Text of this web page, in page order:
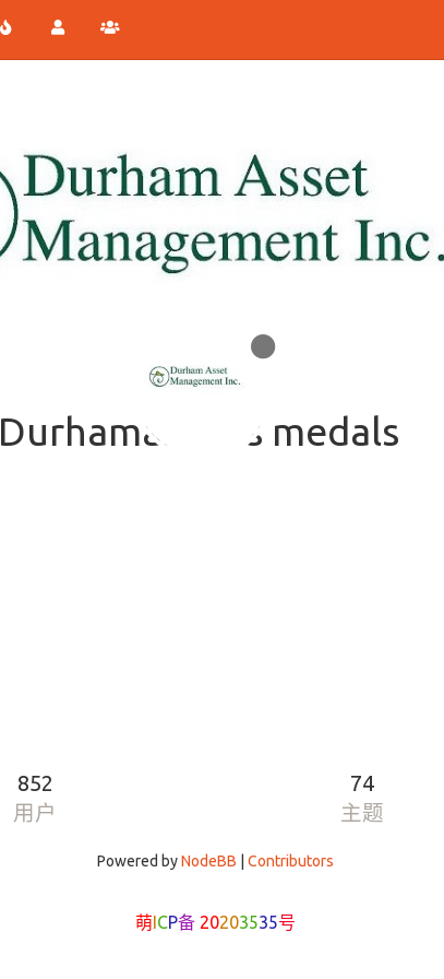
Durhamasset's medals
852
用户
74
主题
Powered byNodeBB Contributors
萌ICP备 20203535号